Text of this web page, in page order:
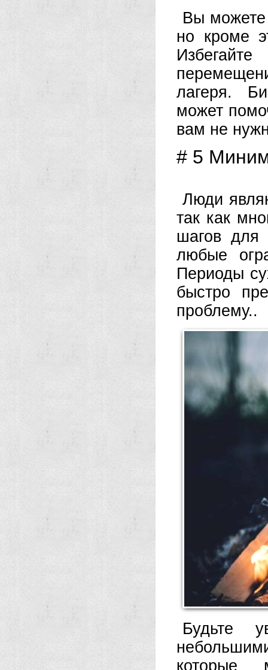
Вы можете
но кроме
лагеря.
может
вам не
# 5
Люди
так как
шагов для
любые
Периоды
быстро
проблему..
Будьте
которые